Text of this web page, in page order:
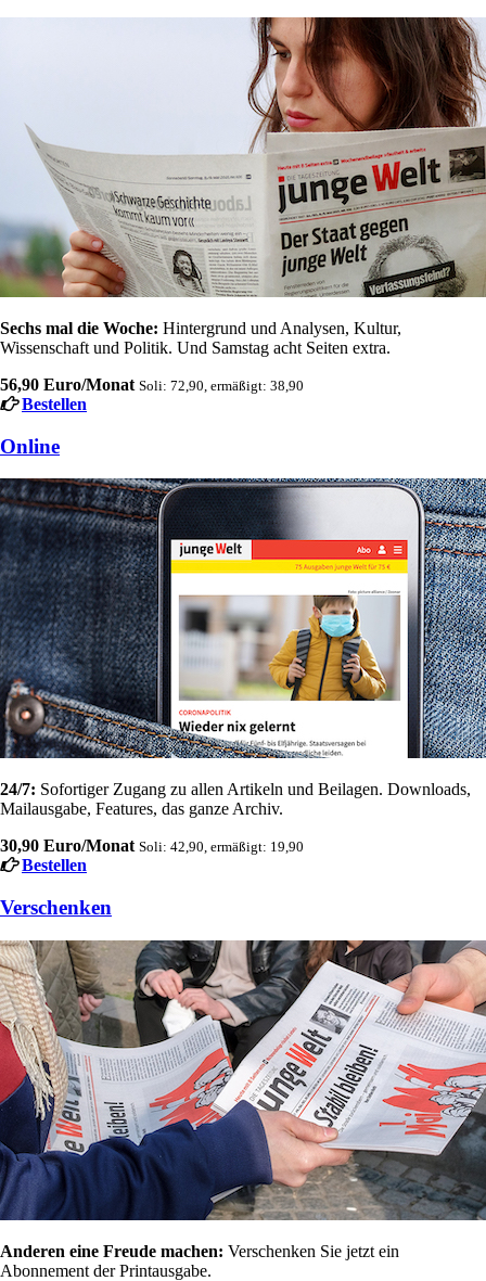
Sechs mal die Woche: Hintergrund und Analysen, Kultur,
Wissenschaft und Politik. Und Samstag acht Seiten extra.
56,90 Euro/Monat Soli: 72,90, ermäßigt: 38,90
Bestellen
Online
24/7: Sofortiger Zugang zu allen Artikeln und Beilagen. Downloads,
Mailausgabe, Features, das ganze Archiv.
30,90 Euro/Monat Soli: 42,90, ermäßigt: 19,90
Bestellen
Verschenken
Anderen eine Freude machen: Verschenken Sie jetzt ein
Abonnement der Printausgabe.